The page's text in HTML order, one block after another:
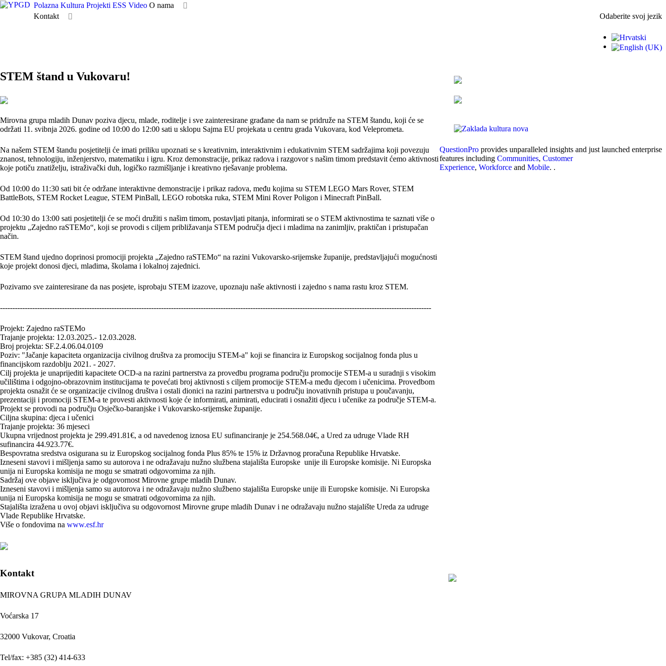
Polazna Kultura Projekti ESS Video O nama
Kontakt
Odaberite svoj jezik
STEM štand u Vukovaru!
Mirovna grupa mladih Dunav poziva djecu, mlade, roditelje i sve zainteresirane građane da nam se pridruže na STEM štandu, koji će se
održati 11. svibnja 2026. godine od 10:00 do 12:00 sati u sklopu Sajma EU projekata u centru grada Vukovara, kod Veleprometa.
Na našem STEM štandu posjetitelji će imati priliku upoznati se s kreativnim, interaktivnim i edukativnim STEM sadržajima koji povezuju
znanost, tehnologiju, inženjerstvo, matematiku i igru. Kroz demonstracije, prikaz radova i razgovor s našim timom predstavit ćemo aktivnosti
koje potiču znatiželju, istraživački duh, logičko razmišljanje i kreativno rješavanje problema.
Od 10:00 do 11:30 sati bit će održane interaktivne demonstracije i prikaz radova, među kojima su STEM LEGO Mars Rover, STEM
BattleBots, STEM Rocket League, STEM PinBall, LEGO robotska ruka, STEM Mini Rover Poligon i Minecraft PinBall.
Od 10:30 do 13:00 sati posjetitelji će se moći družiti s našim timom, postavljati pitanja, informirati se o STEM aktivnostima te saznati više o
projektu „Zajedno raSTEMo“, koji se provodi s ciljem približavanja STEM područja djeci i mladima na zanimljiv, praktičan i pristupačan
način.
STEM štand ujedno doprinosi promociji projekta „Zajedno raSTEMo“ na razini Vukovarsko-srijemske županije, predstavljajući mogućnosti
koje projekt donosi djeci, mladima, školama i lokalnoj zajednici.
Pozivamo sve zainteresirane da nas posjete, isprobaju STEM izazove, upoznaju naše aktivnosti i zajedno s nama rastu kroz STEM.
------------------------------------------------------------------------------------------------------------------------------------------------------------------------------
Projekt: Zajedno raSTEMo
Trajanje projekta: 12.03.2025.- 12.03.2028.
Broj projekta: SF.2.4.06.04.0109
Poziv: "Jačanje kapaciteta organizacija civilnog društva za promociju STEM-a" koji se financira iz Europskog socijalnog fonda plus u
financijskom razdoblju 2021. - 2027.
Cilj projekta je unaprijediti kapacitete OCD-a na razini partnerstva za provedbu programa području promocije STEM-a u suradnji s visokim
učilištima i odgojno-obrazovnim institucijama te povećati broj aktivnosti s ciljem promocije STEM-a među djecom i učenicima. Provedbom
projekta osnažit će se organizacije civilnog društva i ostali dionici na razini partnerstva u području inovativnih pristupa u poučavanju,
prezentaciji i promociji STEM-a te provesti aktivnosti koje će informirati, animirati, educirati i osnažiti djecu i učenike za područje STEM-a.
Projekt se provodi na području Osječko-baranjske i Vukovarsko-srijemske županije.
Ciljna skupina: djeca i učenici
Trajanje projekta: 36 mjeseci
Ukupna vrijednost projekta je 299.491.81€, a od navedenog iznosa EU sufinanciranje je 254.568.04€, a Ured za udruge Vlade RH
sufinancira 44.923.77€.
Bespovratna sredstva osigurana su iz Europskog socijalnog fonda Plus 85% te 15% iz Državnog proračuna Republike Hrvatske.
Izneseni stavovi i mišljenja samo su autorova i ne odražavaju nužno službena stajališta Europske unije ili Europske komisije. Ni Europska
unija ni Europska komisija ne mogu se smatrati odgovornima za njih.
Sadržaj ove objave isključiva je odgovornost Mirovne grupe mladih Dunav.
Izneseni stavovi i mišljenja samo su autorova i ne odražavaju nužno službeno stajališta Europske unije ili Europske komisije. Ni Europska
unija ni Europska komisija ne mogu se smatrati odgovornima za njih.
Stajališta izražena u ovoj objavi isključiva su odgovornost Mirovne grupe mladih Dunav i ne odražavaju nužno stajalište Ureda za udruge
Vlade Republike Hrvatske.
Više o fondovima na www.esf.hr
QuestionPro provides unparalleled insights and just launched enterprise
features includingCommunities,Customer
Experience,Workforce andMobile. .
Kontakt
MIROVNA GRUPA MLADIH DUNAV
Voćarska 17
32000 Vukovar, Croatia
Tel/fax: +385 (32) 414-633